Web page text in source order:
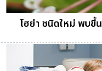
โฮย่า ชนิดใหม่ พบขึ้